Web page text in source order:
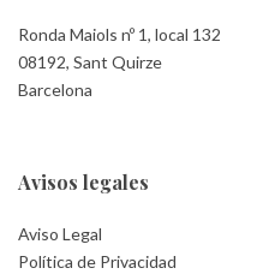
Ronda Maiols nº 1, local 132
08192, Sant Quirze
Barcelona
Avisos legales
Aviso Legal
Política de Privacidad